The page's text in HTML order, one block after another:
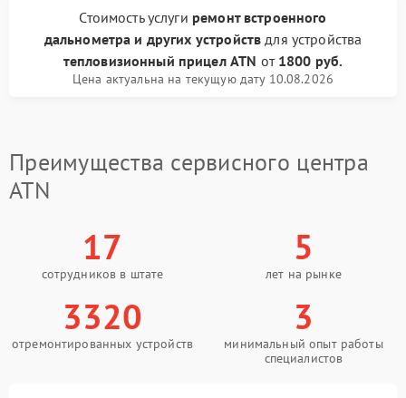
Стоимость услуги ремонт встроенного
дальнометра и других устройств для устройства
тепловизионный прицел ATN от 1800 руб.
Цена актуальна на текущую дату 10.08.2026
Преимущества сервисного центра
ATN
17
сотрудников в штате
5
лет на рынке
3320
отремонтированных устройств
3
минимальный опыт работы
специалистов